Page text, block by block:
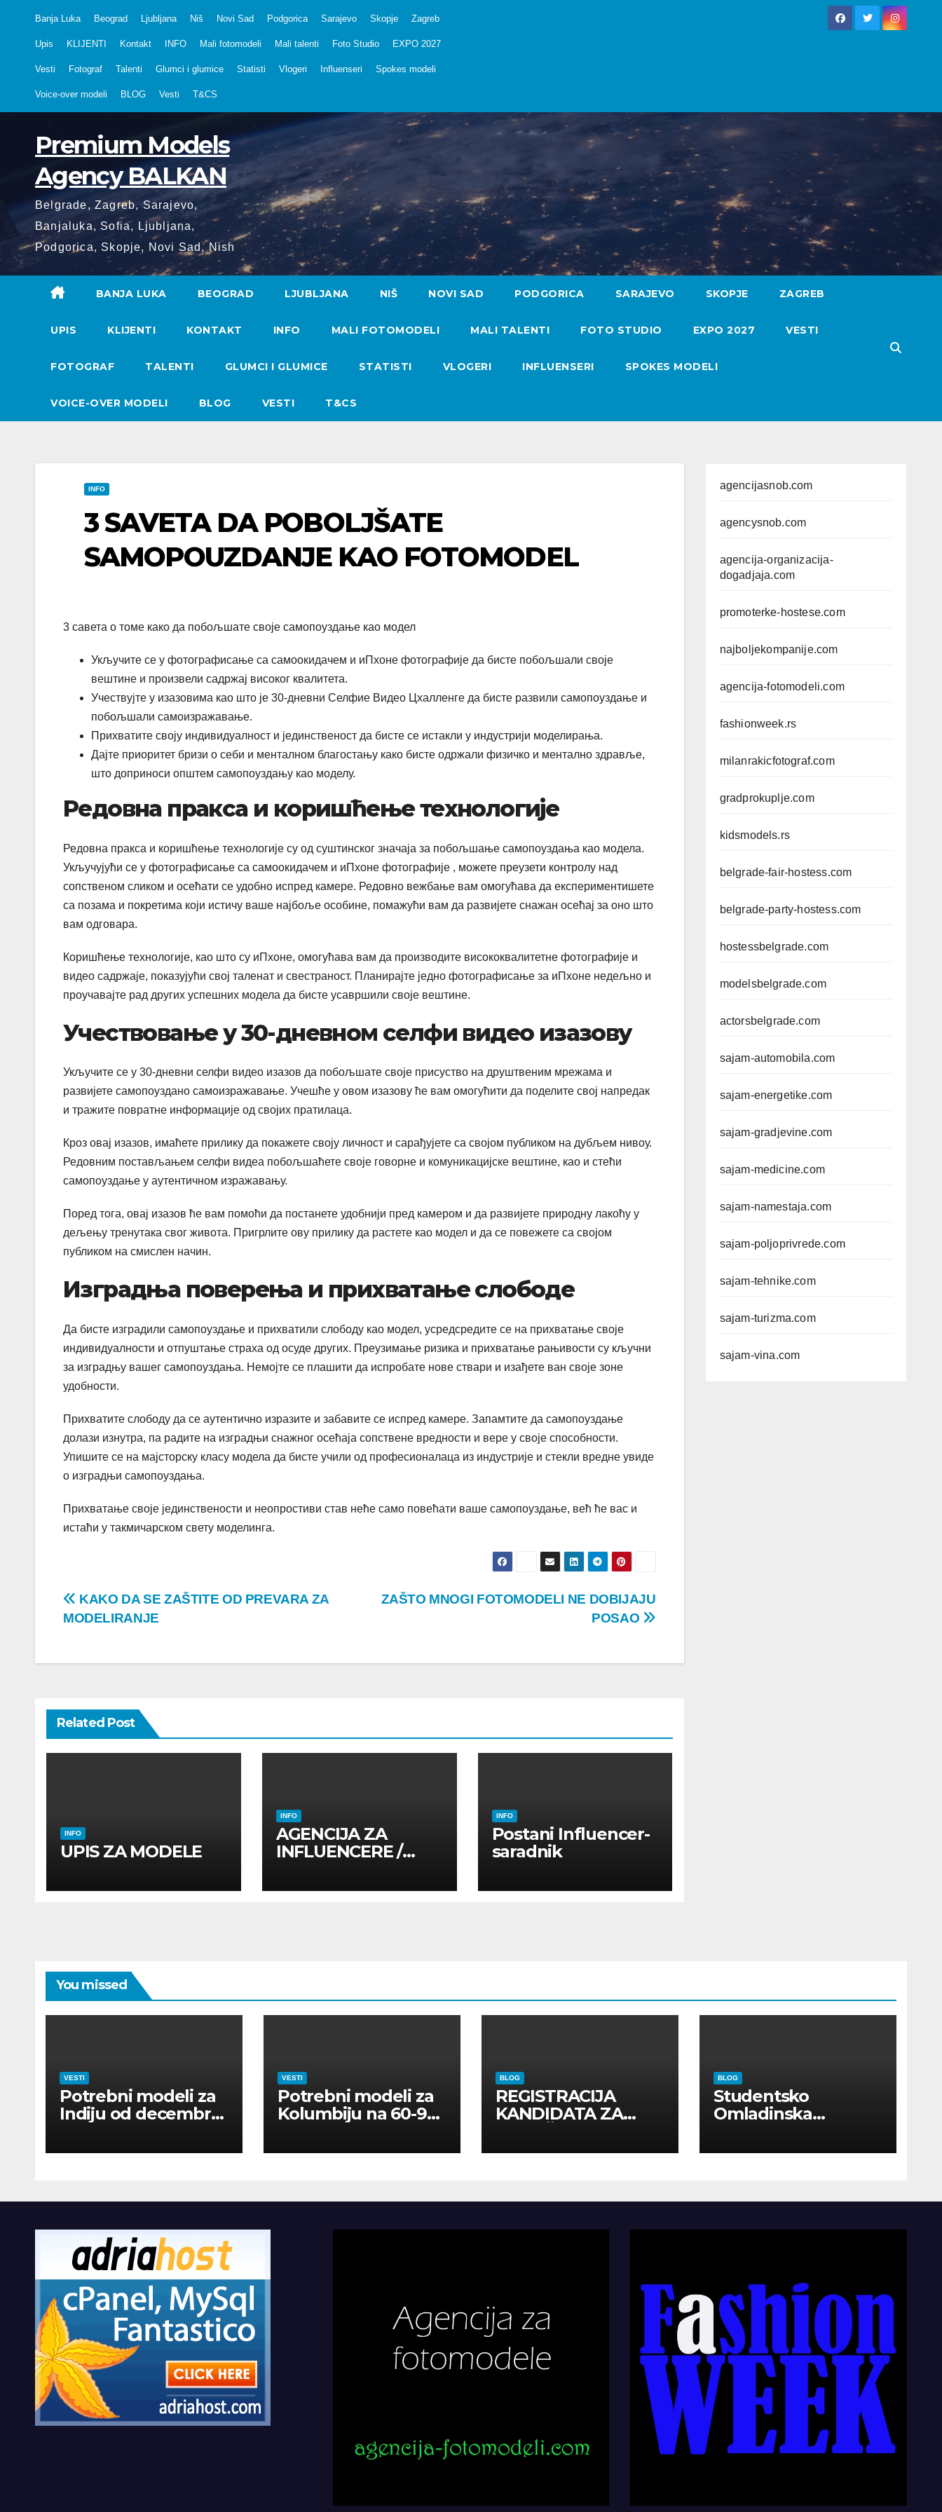
Banja Luka Beograd Ljubljana Niš Novi Sad Podgorica Sarajevo Skopje Zagreb
Upis KLIJENTI Kontakt INFO Mali fotomodeli Mali talenti Foto Studio EXPO 2027
Vesti Fotograf Talenti Glumci i glumice Statisti Vlogeri Influenseri Spokes modeli
Voice-over modeli BLOG Vesti T&CS
Premium Models
Agency BALKAN
Belgrade, Zagreb, Sarajevo,
Banjaluka, Sofia, Ljubljana,
Podgorica, Skopje, Novi Sad, Nish
BANJA LUKA BEOGRAD LJUBLJANA NIŠ NOVI SAD PODGORICA SARAJEVO SKOPJE ZAGREB
UPIS KLIJENTI KONTAKT INFO MALI FOTOMODELI MALI TALENTI FOTO STUDIO EXPO 2027 VESTI
FOTOGRAF TALENTI GLUMCI I GLUMICE STATISTI VLOGERI INFLUENSERI SPOKES MODELI
VOICE-OVER MODELI BLOG VESTI T&CS
INFO
3 SAVETA DA POBOLJŠATE
SAMOPOUZDANJE KAO FOTOMODEL
3 савета о томе како да побољшате своје самопоуздање као модел
Укључите се у фотографисање са самоокидачем и иПхоне фотографије да бисте побољшали своје
вештине и произвели садржај високог квалитета.
Учествујте у изазовима као што је 30-дневни Селфие Видео Цхалленге да бисте развили самопоуздање и
побољшали самоизражавање.
Прихватите своју индивидуалност и јединственост да бисте се истакли у индустрији моделирања.
Дајте приоритет бризи о себи и менталном благостању како бисте одржали физичко и ментално здравље,
што доприноси општем самопоуздању као моделу.
Редовна пракса и коришћење технологије
Редовна пракса и коришћење технологије су од суштинског значаја за побољшање самопоуздања као модела.
Укључујући се у фотографисање са самоокидачем и иПхоне фотографије , можете преузети контролу над
сопственом сликом и осећати се удобно испред камере. Редовно вежбање вам омогућава да експериментишете
са позама и покретима који истичу ваше најбоље особине, помажући вам да развијете снажан осећај за оно што
вам одговара.
Коришћење технологије, као што су иПхоне, омогућава вам да производите висококвалитетне фотографије и
видео садржаје, показујући свој таленат и свестраност. Планирајте једно фотографисање за иПхоне недељно и
проучавајте рад других успешних модела да бисте усавршили своје вештине.
Учествовање у 30-дневном селфи видео изазову
Укључите се у 30-дневни селфи видео изазов да побољшате своје присуство на друштвеним мрежама и
развијете самопоуздано самоизражавање. Учешће у овом изазову ће вам омогућити да поделите свој напредак
и тражите повратне информације од својих пратилаца.
Кроз овај изазов, имаћете прилику да покажете своју личност и сарађујете са својом публиком на дубљем нивоу.
Редовним постављањем селфи видеа побољшаћете своје говорне и комуникацијске вештине, као и стећи
самопоуздање у аутентичном изражавању.
Поред тога, овај изазов ће вам помоћи да постанете удобнији пред камером и да развијете природну лакоћу у
дељењу тренутака свог живота. Пригрлите ову прилику да растете као модел и да се повежете са својом
публиком на смислен начин.
Изградња поверења и прихватање слободе
Да бисте изградили самопоуздање и прихватили слободу као модел, усредсредите се на прихватање своје
индивидуалности и отпуштање страха од осуде других. Преузимање ризика и прихватање рањивости су кључни
за изградњу вашег самопоуздања. Немојте се плашити да испробате нове ствари и изађете ван своје зоне
удобности.
Прихватите слободу да се аутентично изразите и забавите се испред камере. Запамтите да самопоуздање
долази изнутра, па радите на изградњи снажног осећаја сопствене вредности и вере у своје способности.
Упишите се на мајсторску класу модела да бисте учили од професионалаца из индустрије и стекли вредне увиде
о изградњи самопоуздања.
Прихватање своје јединствености и неопростиви став неће само повећати ваше самопоуздање, већ ће вас и
истаћи у такмичарском свету моделинга.
Post
ZAŠTO MNOGI FOTOMODELI NE DOBIJAJU
POSAO
KAKO DA SE ZAŠTITE OD PREVARA ZA
MODELIRANJE
Related Post
INFO
UPIS ZA MODELE
INFO
AGENCIJA ZA
INFLUENCERE /
UTICAJNE OSOBE
INFO
Postani Influencer-
saradnik
agencijasnob.com
agencysnob.com
agencija-organizacija-
dogadjaja.com
promoterke-hostese.com
najboljekompanije.com
agencija-fotomodeli.com
fashionweek.rs
milanrakicfotograf.com
gradprokuplje.com
kidsmodels.rs
belgrade-fair-hostess.com
belgrade-party-hostess.com
hostessbelgrade.com
modelsbelgrade.com
actorsbelgrade.com
sajam-automobila.com
sajam-energetike.com
sajam-gradjevine.com
sajam-medicine.com
sajam-namestaja.com
sajam-poljoprivrede.com
sajam-tehnike.com
sajam-turizma.com
sajam-vina.com
You missed
VESTI
Potrebni modeli za
Indiju od decembra
VESTI
Potrebni modeli za
Kolumbiju na 60-90
BLOG
REGISTRACIJA
KANDIDATA ZA
INOSTRANIM
BLOG
Studentsko
Omladinska
Kompanije“